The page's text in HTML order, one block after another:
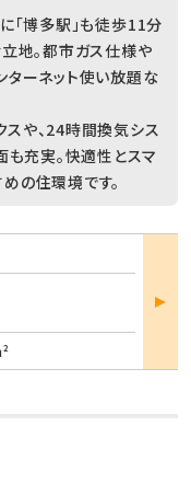
「博多駅」も徒歩11分
地。都市ガス仕様や
ターネット使い放題な
や、24時間換気シス
も充実。快適性とスマ
の住環境です。
部屋
詳細